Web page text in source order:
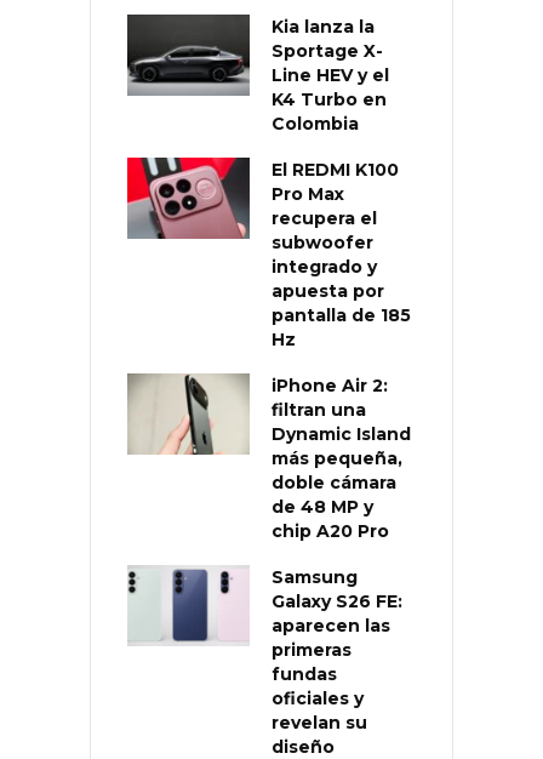
Kia lanza la
Sportage X-
Line HEV y el
K4 Turbo en
Colombia
El REDMI K100
Pro Max
recupera el
subwoofer
integrado y
apuesta por
pantalla de 185
Hz
iPhone Air 2:
filtran una
Dynamic Island
más pequeña,
doble cámara
de 48 MP y
chip A20 Pro
Samsung
Galaxy S26 FE:
aparecen las
primeras
fundas
oficiales y
revelan su
diseño